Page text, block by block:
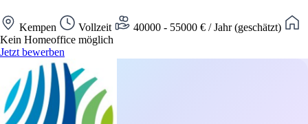
Kempen Vollzeit
40000 - 55000 € / Jahr (geschätzt)
Kein Homeoffice möglich
Jetzt bewerben